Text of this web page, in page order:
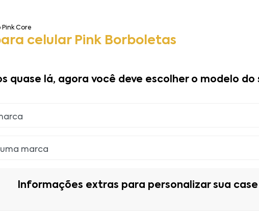
Core
celular Pink Borboletas
quase lá, agora você deve escolher o modelo do
Informações extras para personalizar sua case